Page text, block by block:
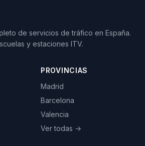
de servicios de tráfico en España.
y estaciones ITV.
PROVINCIAS
Madrid
Barcelona
Valencia
Ver todas →